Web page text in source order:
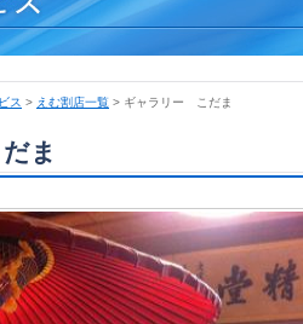
ス > えむ割店一覧 > ギャラリー こだま
ま